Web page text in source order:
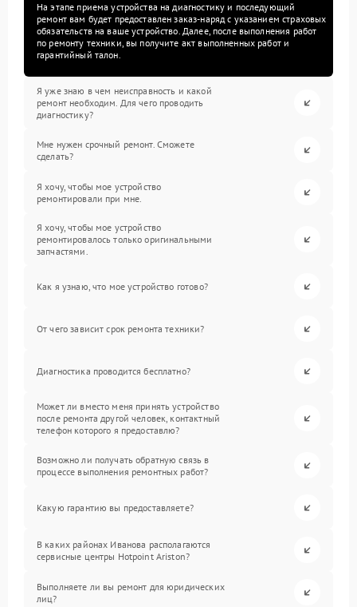
На этапе приема устройства на диагностику и последующий
ремонт вам будет предоставлен заказ-наряд с указанием страховых
обязательств на ваше устройство. Далее, после выполнения работ
по ремонту техники, вы получите акт выполненных работ и
гарантийный талон.
Я уже знаю в чем неисправность и какой
ремонт необходим. Для чего проводить
диагностику?
Мне нужен срочный ремонт. Сможете
сделать?
Я хочу, чтобы мое устройство
ремонтировали при мне.
Я хочу, чтобы мое устройство
ремонтировалось только оригинальными
запчастями.
Как я узнаю, что мое устройство готово?
От чего зависит срок ремонта техники?
Диагностика проводится бесплатно?
Может ли вместо меня принять устройство
после ремонта другой человек, контактный
телефон которого я предоставлю?
Возможно ли получать обратную связь в
процессе выполнения ремонтных работ?
Какую гарантию вы предоставляете?
В каких районах Иванова располагаются
сервисные центры Hotpoint Ariston?
Выполняете ли вы ремонт для юридических
лиц?